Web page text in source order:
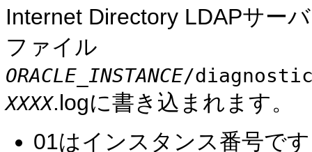
Internet Directory LDAPサー
ファイル
ORACLE_INSTANCE/
XXXX.logに書き込まれます。
01はインスタンス番号で